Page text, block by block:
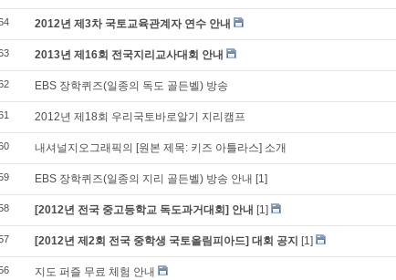
2012년 제3차 국토교육관계자 연수 안내
2013년 제16회 전국지리교사대회 안내
EBS 장학퀴즈(일종의 독도 골든벨) 방송
2012년 제18회 우리국토바로알기 지리캠프
내셔널지오그래픽의 [원본 제목: 키즈 아틀라스] 소개
EBS 장학퀴즈(일종의 지리 골든벨) 방송 안내 [1]
[2012년 전국 중고등학교 독도과거대회] 안내 [1]
[2012년 제2회 전국 중학생 국토올림피아드] 대회 공지 [1]
지도 퍼즐 무료 체험 안내